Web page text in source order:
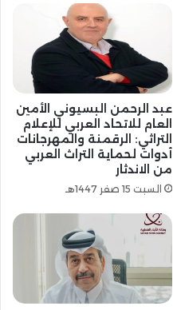
عبد الرحمن البسيوني الأمين
العام للاتحاد العربي للإعلام
التراثي: الرقمنة والمهرجانات
أدوات لحماية التراث العربي
من الاندثار
السبت 15 صفر 1447هـ